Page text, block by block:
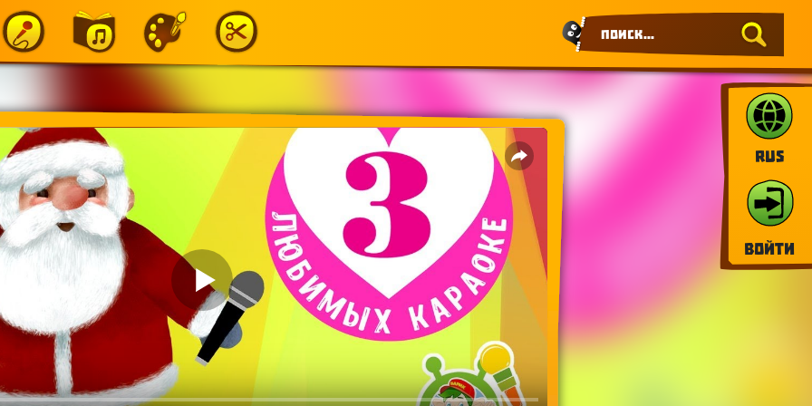
RUS
Войти